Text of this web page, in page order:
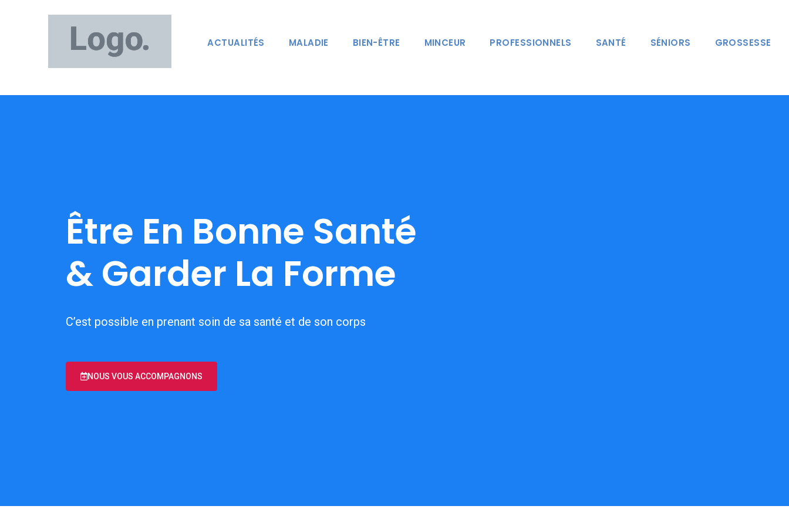
ACTUALITÉS MALADIE BIEN-ÊTRE MINCEUR PROFESSIONNELS SANTÉ SÉNIORS GROSSESSE
Être En Bonne Santé
& Garder La Forme
C’est possible en prenant soin de sa santé et de son corps
NOUS VOUS ACCOMPAGNONS